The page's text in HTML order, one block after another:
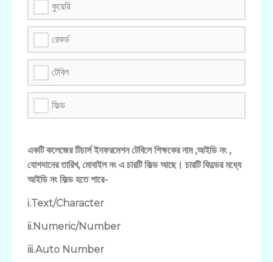
কুয়েরি
রেকর্ড
টেবিল
ফিল্ড
একটি কলেজের টিচার্স ইনফরমেশন টেবিলে শিক্ষকের নাম ,আইডি নং ,
যোগদানের তারিখ, মোবাইল নং এ চারটি ফিল্ড আছে। চারটি ফিল্ডের মধ্যে
আইডি নং ফিল্ড হতে পারে-
i.Text/Character
ii.Numeric/Number
iii.Auto Number